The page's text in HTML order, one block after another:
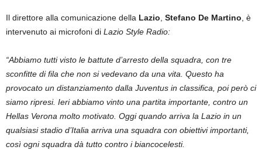
Il direttore alla comunicazione della Lazio Stefano De Martino , è
intervenuto ai microfoni di Lazio Style Radio:
“Abbiamo tutti visto le battute d’arresto della squadra, con tre
sconfitte di fila che non si vedevano da una vita. Questo ha
provocato un distanziamento dalla Juventus in classifica, poi però ci
siamo ripresi. Ieri abbiamo vinto una partita importante, contro un
Hellas Verona molto motivato. Oggi quando arriva la Lazio in un
qualsiasi stadio d’Italia arriva una squadra con obiettivi importanti,
così ogni squadra dà tutto contro i biancocelesti.